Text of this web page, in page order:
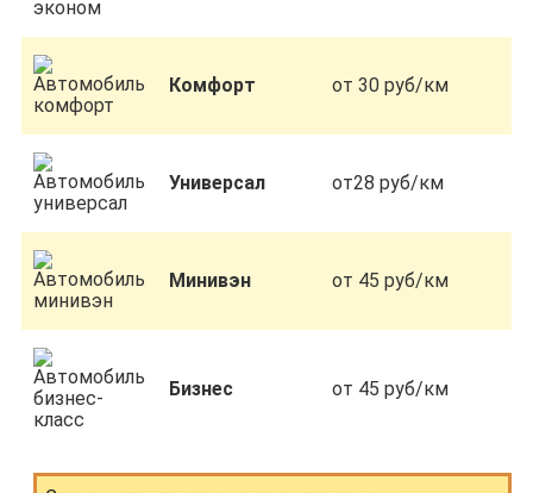
Комфорт от 30 руб/км
Универсал от28 руб/км
Минивэн от 45 руб/км
Бизнес от 45 руб/км